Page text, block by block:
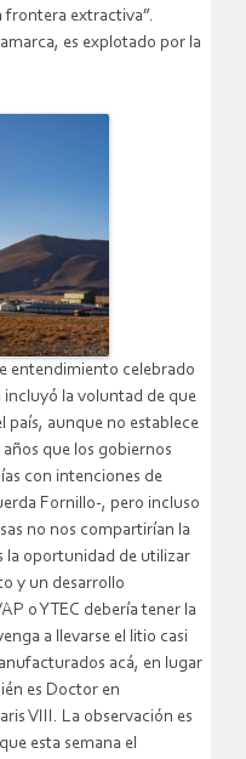
frontera extractiva”.
es explotado por la
entendimiento celebrado
la voluntad de que
país, aunque no establece
que los gobiernos
con intenciones de
Fornillo-, pero incluso
no nos compartirían la
la oportunidad de utilizar
y un desarrollo
o YTEC debería tener la
a llevarse el litio casi
acá, en lugar
es Doctor en
VIII. La observación es
esta semana el